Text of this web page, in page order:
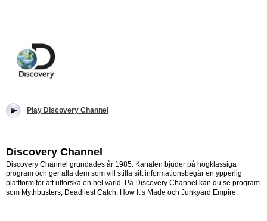
Play Discovery Channel
Discovery Channel
Discovery Channel grundades år 1985. Kanalen bjuder på högklassiga
program och ger alla dem som vill stilla sitt informationsbegär en ypperlig
plattform för att utforska en hel värld. På Discovery Channel kan du se program
som Mythbusters, Deadliest Catch, How It’s Made och Junkyard Empire.